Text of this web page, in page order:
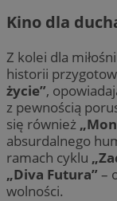
Kino dla
Z kolei dla
historii
życie”,
z pewnością
się również
absurdalnego
ramach cyklu
„Diva Futura” –
wolności.